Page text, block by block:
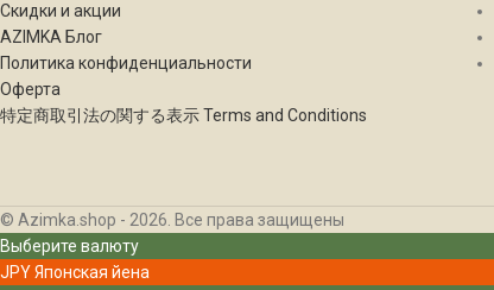
Скидки и акции
AZIMKA Блог
Политика конфиденциальности
Оферта
特定商取引法の関する表示 Terms and Conditions
© Azimka.shop - 2026. Все права защищены
Выберите валюту
JPYЯпонская йена